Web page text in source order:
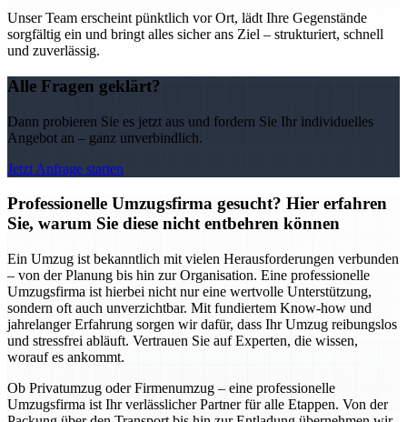
Unser Team erscheint pünktlich vor Ort, lädt Ihre Gegenstände
sorgfältig ein und bringt alles sicher ans Ziel – strukturiert, schnell
und zuverlässig.
Alle Fragen geklärt?
Dann probieren Sie es jetzt aus und fordern Sie Ihr individuelles
Angebot an – ganz unverbindlich.
Jetzt Anfrage starten
Professionelle Umzugsfirma gesucht? Hier erfahren
Sie, warum Sie diese nicht entbehren können
Ein Umzug ist bekanntlich mit vielen Herausforderungen verbunden
– von der Planung bis hin zur Organisation. Eine professionelle
Umzugsfirma ist hierbei nicht nur eine wertvolle Unterstützung,
sondern oft auch unverzichtbar. Mit fundiertem Know-how und
jahrelanger Erfahrung sorgen wir dafür, dass Ihr Umzug reibungslos
und stressfrei abläuft. Vertrauen Sie auf Experten, die wissen,
worauf es ankommt.
Ob Privatumzug oder Firmenumzug – eine professionelle
Umzugsfirma ist Ihr verlässlicher Partner für alle Etappen. Von der